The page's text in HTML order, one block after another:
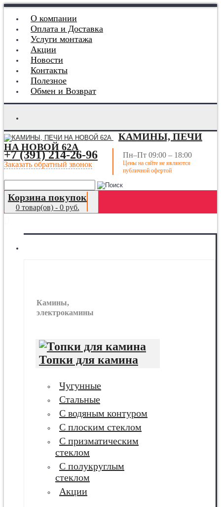
О компании
Оплата и Доставка
Услуги монтажа
Акции
Новости
Контакты
Полезное
Обмен и Возврат
КАМИНЫ, ПЕЧИ
НА НОВОЙ 62А
+7 (391) 214-26-96
Заказать обратный звонок
Пн–Пт 09:00 – 18:00
Цены на сайте не являются
публичной офертой
Корзина покупок
0 товар(ов) - 0 руб.
Камины,
электрокамины
Топки для камина
Чугунные
Стальные
С водяным контуром
С плоским стеклом
С призматическим
стеклом
С полукруглым
стеклом
Акции